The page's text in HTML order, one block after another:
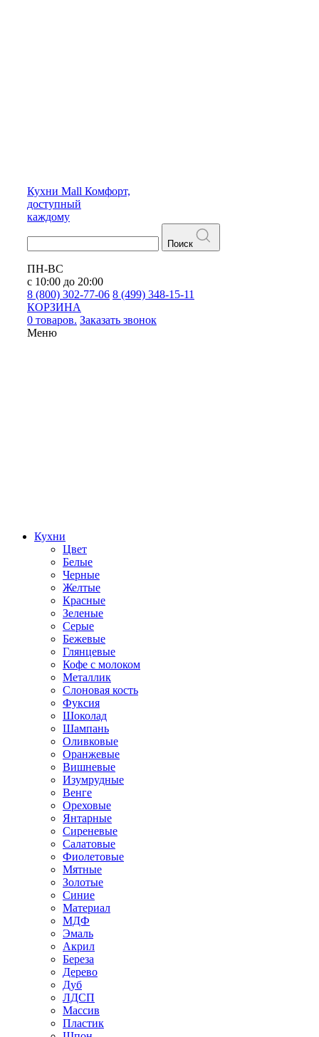
Кухни Mall Комфорт,
доступный
каждому
Поиск
ПН-ВС
с 10:00 до 20:00
8 (800) 302-77-06 8 (499) 348-15-11
КОРЗИНА
0 товаров. Заказать звонок
Меню
Кухни
Цвет
Белые
Черные
Желтые
Красные
Зеленые
Серые
Бежевые
Глянцевые
Кофе с молоком
Металлик
Слоновая кость
Фуксия
Шоколад
Шампань
Оливковые
Оранжевые
Вишневые
Изумрудные
Венге
Ореховые
Янтарные
Сиреневые
Салатовые
Фиолетовые
Мятные
Золотые
Синие
Материал
МДФ
Эмаль
Акрил
Береза
Дерево
Дуб
ЛДСП
Массив
Пластик